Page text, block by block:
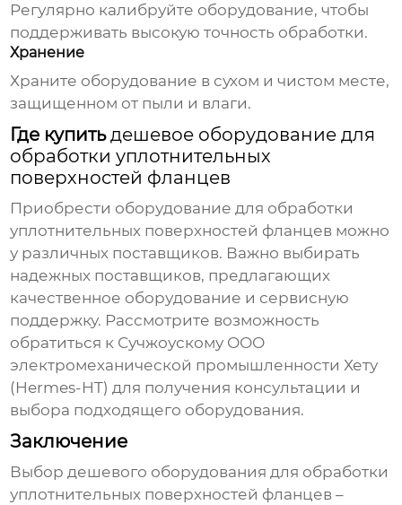
Регулярно калибруйте оборудование, чтобы
поддерживать высокую точность обработки.
Хранение
Храните оборудование в сухом и чистом месте,
защищенном от пыли и влаги.
Где купитьдешевое оборудование для
обработки уплотнительных
поверхностей фланцев
Приобрести оборудование для обработки
уплотнительных поверхностей фланцев можно
у различных поставщиков. Важно выбирать
надежных поставщиков, предлагающих
качественное оборудование и сервисную
поддержку. Рассмотрите возможность
обратиться к Сучжоускому ООО
электромеханической промышленности Хету
(Hermes-HT) для получения консультации и
выбора подходящего оборудования.
Заключение
Выбордешевого оборудования для обработки
уплотнительных поверхностей фланцев –